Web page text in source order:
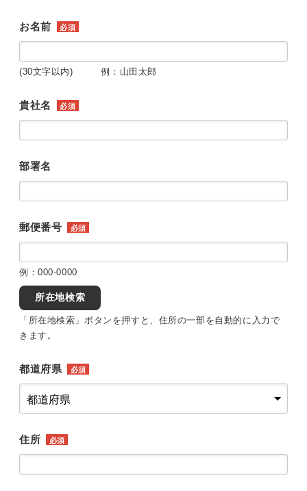
お名前 必須
(30文字以内) 例：山田太郎
貴社名 必須
部署名
郵便番号 必須
例：000-0000
所在地検索
「所在地検索」ボタンを押すと、住所の一部を自動的に入力で
きます。
都道府県 必須
住所 必須